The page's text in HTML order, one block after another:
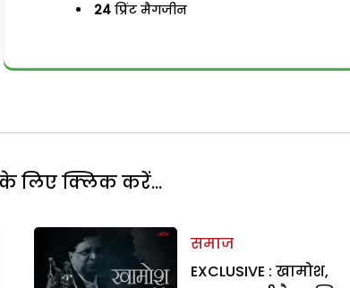
24 प्रिंट मैगजीन
लिए क्लिक करें...
समाज
EXCLUSIVE : खामोश,